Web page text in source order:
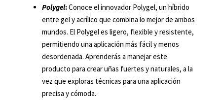
Polygel:Conoce el innovador Polygel, un híbrido
entre gel y acrílico que combina lo mejor de ambos
mundos. El Polygel es ligero, flexible y resistente,
permitiendo una aplicación más fácil y menos
desordenada. Aprenderás a manejar este
producto para crear uñas fuertes y naturales, a la
vez que exploras técnicas para una aplicación
precisa y cómoda.